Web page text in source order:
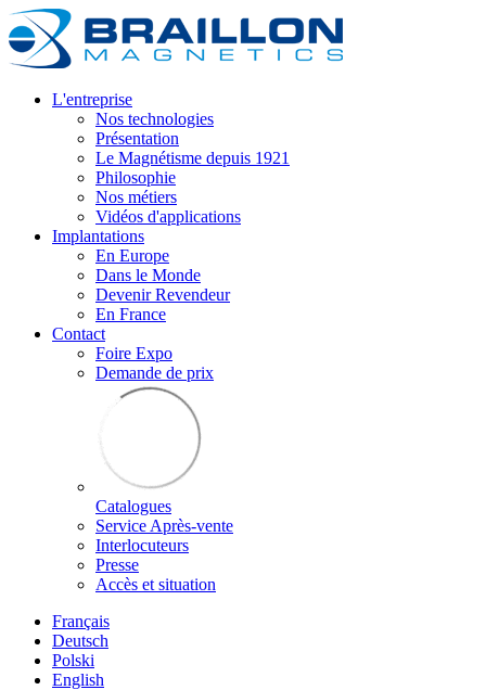
L'entreprise
Nos technologies
Présentation
Le Magnétisme depuis 1921
Philosophie
Nos métiers
Vidéos d'applications
Implantations
En Europe
Dans le Monde
Devenir Revendeur
En France
Contact
Foire Expo
Demande de prix
Catalogues
Service Après-vente
Interlocuteurs
Presse
Accès et situation
Français
Deutsch
Polski
English